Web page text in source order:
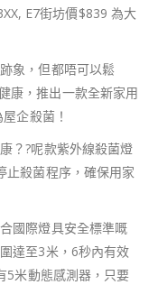
E7街坊價$839 為大
象，但都唔可以鬆
康，推出一款全新家用
企殺菌！
？?呢款紫外線殺菌燈
止殺菌程序，確保用家
國際燈具安全標準嘅
達至3米，6秒內有效
5米動態感測器，只要